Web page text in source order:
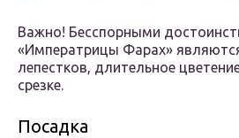
Важно! Бесспорными
«Императрицы Фарах»
лепестков, длительное
срезке.
Посадка